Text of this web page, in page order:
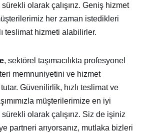
olarak çalışırız. Geniş hizmet
her zaman istedikleri
teslimat hizmeti alabilirler.
, sektörel taşımacılıkta profesyonel
memnuniyetini ve hizmet
Güvenilirlik, hızlı teslimat ve
müşterilerimize en iyi
olarak çalışırız. Siz de işiniz
partneri arıyorsanız, mutlaka bizleri